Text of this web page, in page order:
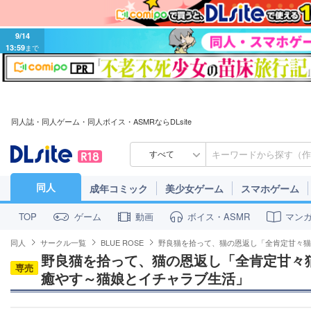
9/14
13:59まで
同人誌・同人ゲーム・同人ボイス・ASMRならDLsite
すべて
同人 成年コミック 美少女ゲーム スマホゲーム
TOP ゲーム 動画 ボイス・ASMR マン
同人 サークル一覧 BLUE ROSE 野良猫を拾って、猫の恩返し「全肯定甘々
専売
野良猫を拾って、猫の恩返し「全肯定甘
癒やす～猫娘とイチャラブ生活」